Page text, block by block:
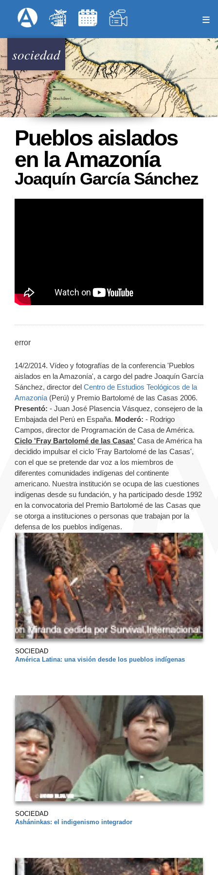
al
principal
Menú Superior
sociedad
Pueblos aislados
en la Amazonía
Joaquín García Sánchez
error
14/2/2014. Vídeo y fotografías de la conferencia 'Pueblos
aislados en la Amazonía', a cargo del padre Joaquín García
Sánchez, director del Centro de Estudios Teológicos de la
Amazonía (Perú) y Premio Bartolomé de las Casas 2006.
Presentó: - Juan José Plasencia Vásquez, consejero de la
Embajada del Perú en España. Moderó: - Rodrigo
Campos, director de Programación de Casa de América.
Ciclo 'Fray Bartolomé de las Casas' Casa de América ha
decidido impulsar el ciclo 'Fray Bartolomé de las Casas',
con el que se pretende dar voz a los miembros de
diferentes comunidades indígenas del continente
americano. Nuestra institución se ocupa de las cuestiones
indígenas desde su fundación, y ha participado desde 1992
en la convocatoria del Premio Bartolomé de las Casas que
se otorga a instituciones o personas que trabajan por la
defensa de los pueblos indígenas.
SOCIEDAD
América Latina: una visión desde los pueblos indígenas
SOCIEDAD
Asháninkas: el indigenismo integrador